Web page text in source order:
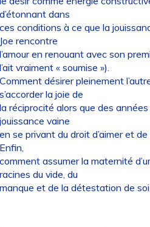
dans
conditions à ce que la
rencontre
en renouant avec son
vraiment « soumise »).
désirer pleinement
la joie de
réciprocité alors que des
vaine
se privant du droit d’aimer et
assumer la maternité
du vide, du
et de la détestation de soi